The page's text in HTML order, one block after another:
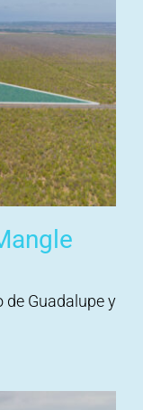
de Guadalupe y